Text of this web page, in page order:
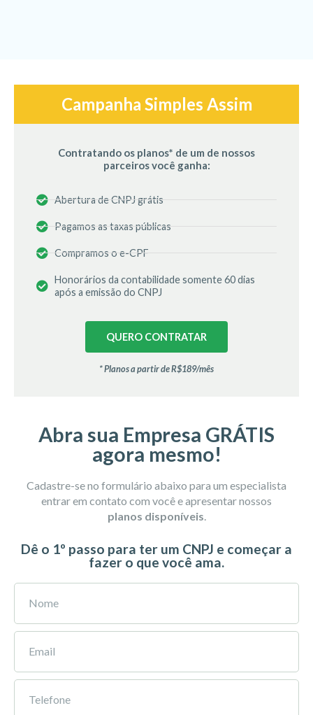
Campanha Simples Assim
Contratando os planos* de um de nossos
parceiros você ganha:
Abertura de CNPJ grátis
Pagamos as taxas públicas
Compramos o e-CPF
Honorários da contabilidade somente 60 dias
após a emissão do CNPJ
QUERO CONTRATAR
* Planos a partir de R$189/mês
Abra sua Empresa GRÁTIS
agora mesmo!
Cadastre-se no formulário abaixo para um especialista
entrar em contato com você e apresentar nossos
planos disponíveis
Dê o 1º passo para ter um CNPJ e começar a
fazer o que você ama.